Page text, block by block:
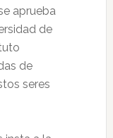
aprueba
de
de
seres